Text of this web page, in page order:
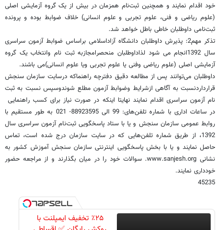
خود اقدام نمایند و همچنین ثبت‌نام همزمان در بیش از یک گروه آزمایشی اصلی
(علوم ریاضی و فنی، علوم تجربی و علوم انسانی) خلاف ضوابط بوده و پرونده
ثبت‌نامی داوطلبان خاطی باطل خواهد شد.
تذکر مهم2: پذیرش داوطلبان دانشگاه آزاداسلامی براساس ضوابط آزمون سراسری
سال 1392انجام می شود لذاداوطلبان منحصرامجازبه ثبت نام وانتخاب یک گروه
آزمایشی اصلی (علوم ریاضی وفنی یا علوم تجربی ویا علوم انسانی)می باشند.
داوطلبان‌ می‌توانند پس‌ از مطالعه‌ دقیق‌ دفترچه‌ راهنماکه درسایت سازمان سنجش
قرارداردنسبت به آگاهی ازشرایط وضوابط آزمون مطلع شوندوسپس نسبت به ثبت
نام آزمون سراسری اقدام نمایند نهایتا اینکه در صورت‌ نیاز برای‌ کسب‌ راهنمایی‌ ‌
در ساعات‌ اداری‌ با شماره‌ تلفن‌های‌: 99 الی 88923595- 021 به‌ طور مستقیم‌ با
روابط عمومی‌ سازمان‌ سنجش‌ و یا با ستاد پاسخگویی ثبت‌نام آزمون سراسری سال
1392، از طریق شماره تلفن‌هایی که در سایت سازمان درج شده است، تماس‌
حاصل‌ نمایند و یا با بخش پاسخگویی اینترنتی سازمان سنجش آموزش کشور به
نشانی www.sanjesh.org. سوالات خود را در میان بگذارند و از مراجعه حضور
خودداری نمایند.
45235
٪۲۵ تخفیف ایمپلنت با